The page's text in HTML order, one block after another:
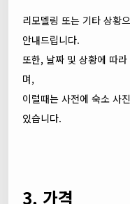
리모델링 또는 기타 상황
안내드립니다.
또한, 날짜 및 상황에 따
며,
이럴때는 사전에 숙소 사
있습니다.
3. 가격